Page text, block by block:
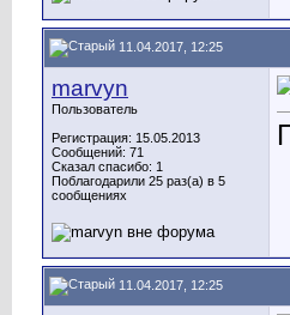
11.04.2017, 12:25
marvyn
Пользователь
Регистрация: 15.05.2013
Сообщений: 71
Сказал спасибо: 1
Поблагодарили 25 раз(а) в 5
сообщениях
11.04.2017, 12:25